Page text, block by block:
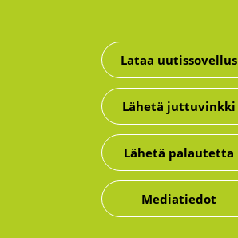
Lataa uutissovellus
Lähetä juttuvinkki
Lähetä palautetta
Mediatiedot